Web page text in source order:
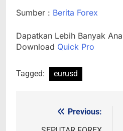
Sumber : Berita Forex
Dapatkan Lebih Banyak
Download Quick Pro
Tagged: eurusd
Previous: